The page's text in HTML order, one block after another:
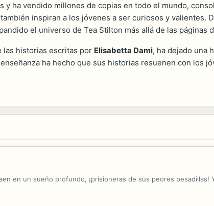
y ha vendido millones de copias en todo el mundo,
inspiran a los jóvenes a ser curiosos y valientes.
el universo de Tea Stilton más allá de las páginas
las historias escritas por Elisabetta Dami, ha dejado una
ha hecho que sus historias resuenen con los
en un sueño profundo, ¡prisioneras de sus peores